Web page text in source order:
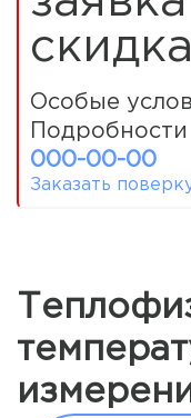
Особые
000-00-00
Заказать